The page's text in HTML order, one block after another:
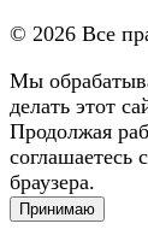
© 2026 Все
Мы
делать этот
Продолжая
соглашаетесь
браузера.
Принимаю